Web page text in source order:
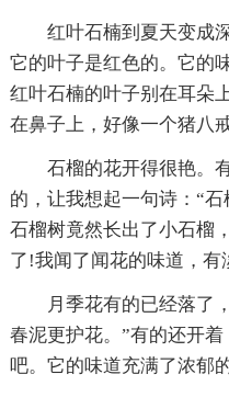
红叶石楠到夏天变成
它的叶子是红色的。它的
红叶石楠的叶子别在耳朵
在鼻子上，好像一个猪八戒
石榴的花开得很艳。
的，让我想起一句诗：“
石榴树竟然长出了小石榴
了!我闻了闻花的味道，有
月季花有的已经落了
春泥更护花。”有的还开
吧。它的味道充满了浓郁